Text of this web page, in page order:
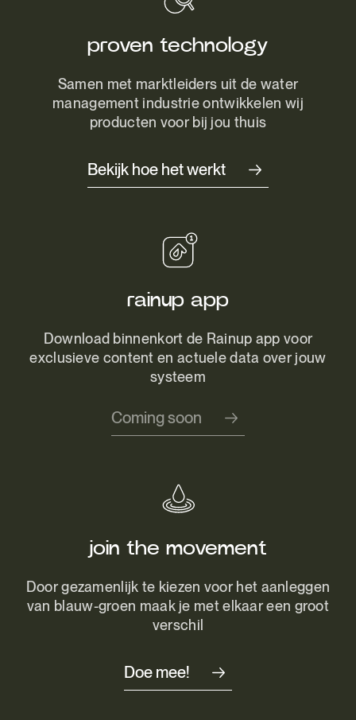
proven technology
Samen met marktleiders uit de water
management industrie ontwikkelen wij
producten voor bij jou thuis
Bekijk hoe het werkt
rainup app
Download binnenkort de Rainup app voor
exclusieve content en actuele data over jouw
systeem
Coming soon
join the movement
Door gezamenlijk te kiezen voor het aanleggen
van blauw-groen maak je met elkaar een groot
verschil
Doe mee!